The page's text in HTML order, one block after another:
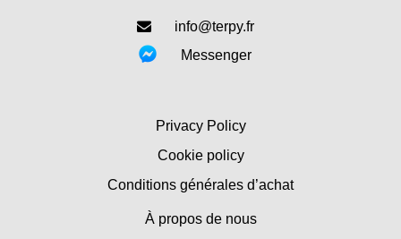
info@terpy.fr
Messenger
Privacy Policy
Cookie policy
Conditions générales d’achat
À propos de nous